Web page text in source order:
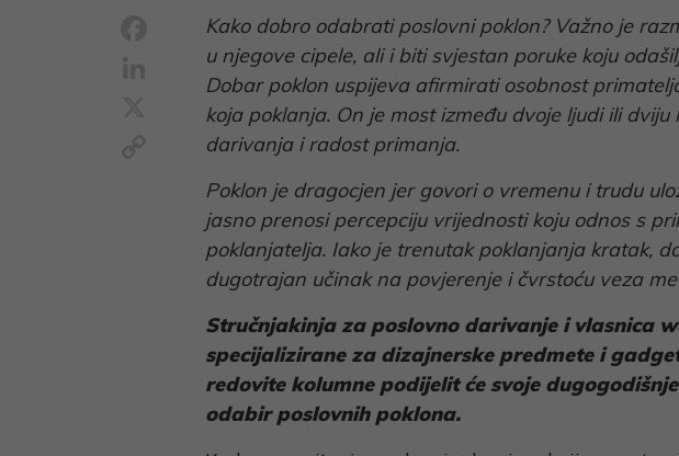
Facebook
LinkedIn
Copy
Link
Kako dobro odabrati poslovni poklon? Važno je
u njegove cipele, ali i biti svjestan poruke koju
Dobar poklon uspijeva afirmirati osobnost
koja poklanja. On je most između dvoje ljudi ili
darivanja i radost primanja.
Poklon je dragocjen jer govori o vremenu i trudu
jasno prenosi percepciju vrijednosti koju odnos s
poklanjatelja. Iako je trenutak poklanjanja kratak,
dugotrajan učinak na povjerenje i čvrstoću veza
Stručnjakinja za poslovno darivanje i vlasnica
specijalizirane za dizajnerske predmete i
redovite kolumne podijelit će svoje
odabir poslovnih poklona.